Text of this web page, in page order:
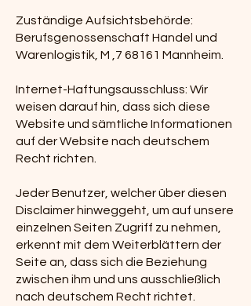
Zuständige Aufsichtsbehörde:
Berufsgenossenschaft Handel und
Warenlogistik, M ,7 68161 Mannheim.
Internet-Haftungsausschluss: Wir
weisen darauf hin, dass sich diese
Website und sämtliche Informationen
auf der Website nach deutschem
Recht richten.
Jeder Benutzer, welcher über diesen
Disclaimer hinweggeht, um auf unsere
einzelnen Seiten Zugriff zu nehmen,
erkennt mit dem Weiterblättern der
Seite an, dass sich die Beziehung
zwischen ihm und uns ausschließlich
nach deutschem Recht richtet.